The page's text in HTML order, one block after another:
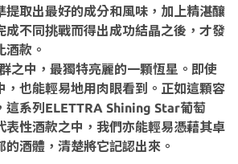
提取出最好的成分和風味，加上精湛釀
成不同挑戰而得出成功結晶之後，才發
酒款。
之中，最獨特亮麗的一顆恆星。即使
，也能輕易地用肉眼看到。正如這顆容
這系列ELETTRA Shining Star葡萄
表性酒款之中，我們亦能輕易憑藉其卓
酒體，清楚將它記認出來。